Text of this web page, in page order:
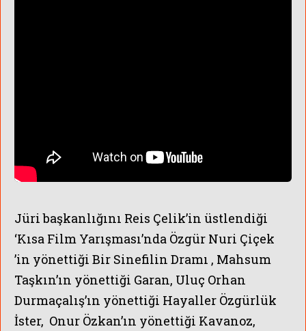
Jüri başkanlığını Reis Çelik’in üstlendiği
‘Kısa Film Yarışması’nda Özgür Nuri Çiçek
’in yönettiği Bir Sinefilin Dramı , Mahsum
Taşkın’ın yönettiği Garan, Uluç Orhan
Durmaçalış’ın yönettiği Hayaller Özgürlük
İster, Onur Özkan’ın yönettiği Kavanoz,